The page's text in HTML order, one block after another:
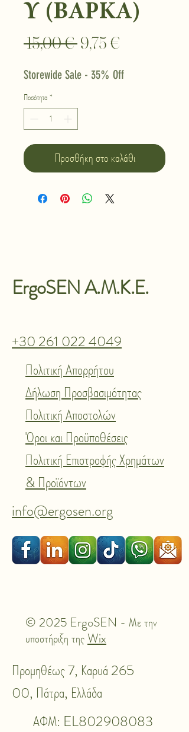
Υ (ΒΑΡΚΑ)
15,00 € Κανονική
9,75 €
Storewide Sale - 35% Off
Ποσότητα *
Προσθήκη στο καλάθι
ErgoSEN A.M.K.E.
+30 261 022 4049
Πολιτική Απορρήτου
Δήλωση Προσβασιμότητας
Πολιτική Αποστολών
Όροι και Προϋποθέσεις
Πολιτική Επιστροφής Χρημάτων
& Προϊόντων
info@ergosen.org
© 2025 ErgoSEN - Με την
υποστήριξη της Wix
Προμηθέως 7, Καρυά 265
00, Πάτρα, Ελλάδα
ΑΦΜ: EL802908083